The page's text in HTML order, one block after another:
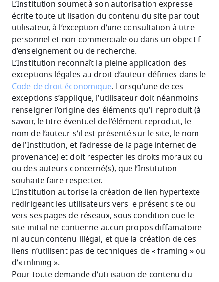
L’Institution soumet à son autorisation expresse
écrite toute utilisation du contenu du site par tout
utilisateur, à l’exception d’une consultation à titre
personnel et non commerciale ou dans un objectif
d’enseignement ou de recherche.
L’Institution reconnaît la pleine application des
exceptions légales au droit d’auteur définies dans le
Code de droit économique. Lorsqu’une de ces
exceptions s’applique, l’utilisateur doit néanmoins
renseigner l’origine des éléments qu’il reproduit (à
savoir, le titre éventuel de l’élément reproduit, le
nom de l’auteur s’il est présenté sur le site, le nom
de l’Institution, et l’adresse de la page internet de
provenance) et doit respecter les droits moraux du
ou des auteurs concerné(s), que l’Institution
souhaite faire respecter.
L’Institution autorise la création de lien hypertexte
redirigeant les utilisateurs vers le présent site ou
vers ses pages de réseaux, sous condition que le
site initial ne contienne aucun propos diffamatoire
ni aucun contenu illégal, et que la création de ces
liens n’utilisent pas de techniques de « framing » ou
d’« inlining ».
Pour toute demande d’utilisation de contenu du